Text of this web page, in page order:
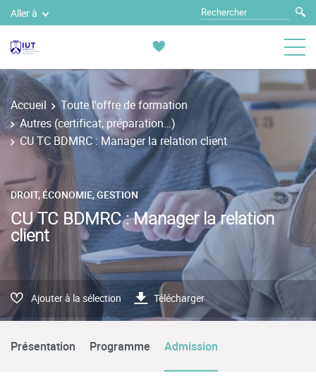
Aller à
Accueil
Toute l'offre de formation
Autres (certificat, préparation…)
CU TC BDMRC : Manager la relation client
DROIT, ÉCONOMIE, GESTION
CU TC BDMRC : Manager la relation
client
Ajouter à la sélection Télécharger
Présentation Programme Admission